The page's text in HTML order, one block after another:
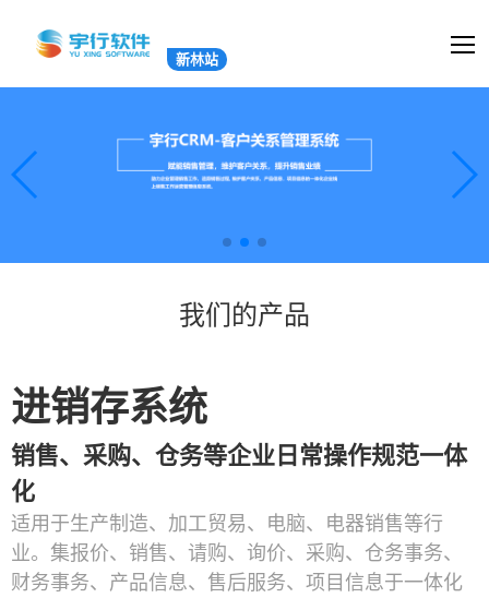
新林站
我们的产品
进销存系统
销售、采购、仓务等企业日常操作规范一体
化
适用于生产制造、加工贸易、电脑、电器销售等行
业。集报价、销售、请购、询价、采购、仓务事务、
财务事务、产品信息、售后服务、项目信息于一体化